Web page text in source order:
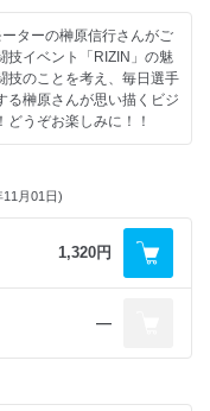
ターの榊原信行さんがご
技イベント「RIZIN」の魅
技のことを考え、毎日選手
る榊原さんが思い描くビジ
うぞお楽しみに！！
月01日)
1,320円
―